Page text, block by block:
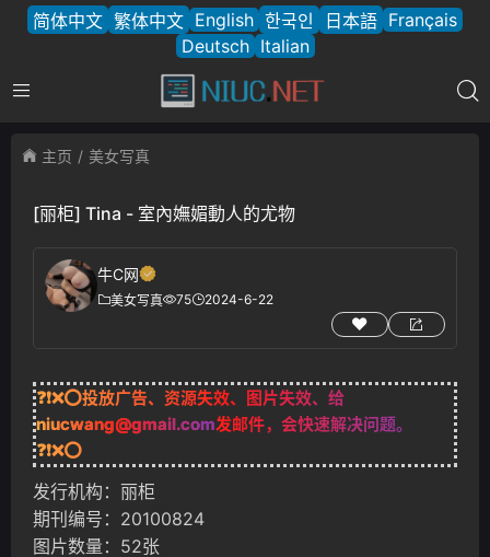
简体中文 繁体中文 English 한국인 日本語 Français
Deutsch Italian
主页 美女写真
[丽柜] Tina - 室內嫵媚動人的尤物
牛C网
美女写真 75 2024-6-22
❓❗❌⭕投放广告、资源失效、图片失效、给
niucwang@gmail.com发邮件，会快速解决问题。
❓❗❌⭕
发行机构：丽柜
期刊编号：20100824
图片数量：52张